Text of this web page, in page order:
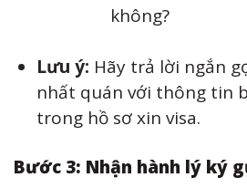
không?
Lưu ý: Hãy trả lời ngắn
nhất quán với thông tin
trong hồ sơ xin visa.
Bước 3: Nhận hành lý ký